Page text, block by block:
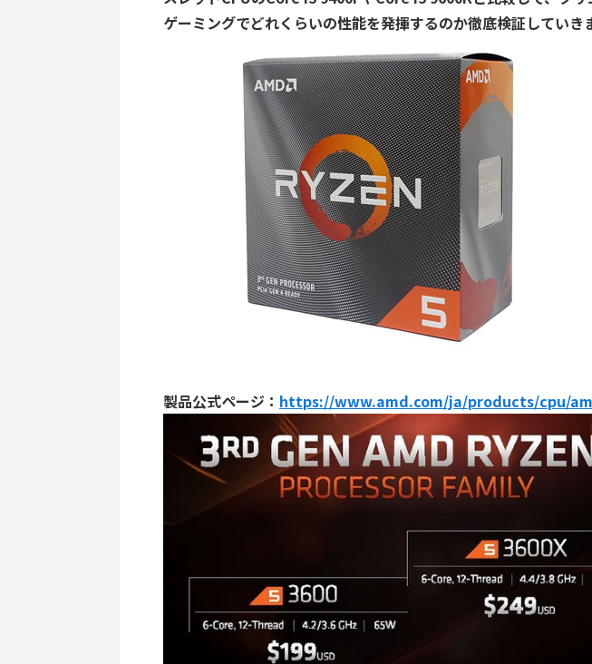
ゲーミングでどれくらいの性能を発揮するのか徹底検証していき
製品公式ページ： https://www.amd.com/ja/products/cpu/